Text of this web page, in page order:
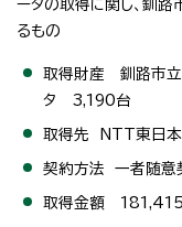
ータの取得に関し、釧
るもの
取得財産 釧路市立
タ 3,190台
取得先 NTT東日本
契約方法 一者随意
取得金額